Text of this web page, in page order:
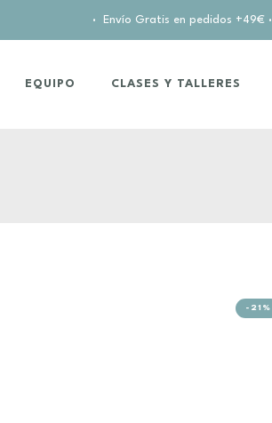
· Envío Gratis en pedidos +49€ ·
EQUIPO CLASES Y TALLERES
-21%